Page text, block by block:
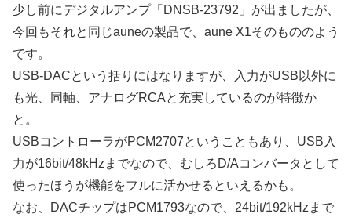
少し前にデジタルアンプ「DNSB-23792」が出ましたが、
今回もそれと同じauneの製品で、aune X1そのもののよう
です。
USB-DACという括りにはなりますが、入力がUSB以外に
も光、同軸、アナログRCAと充実しているのが特徴か
と。
USBコントローラがPCM2707ということもあり、USB入
力が16bit/48kHzまでなので、むしろD/Aコンバータとして
使ったほうが機能をフルに活かせるといえるかも。
なお、DACチップはPCM1793なので、24bit/192kHzまで